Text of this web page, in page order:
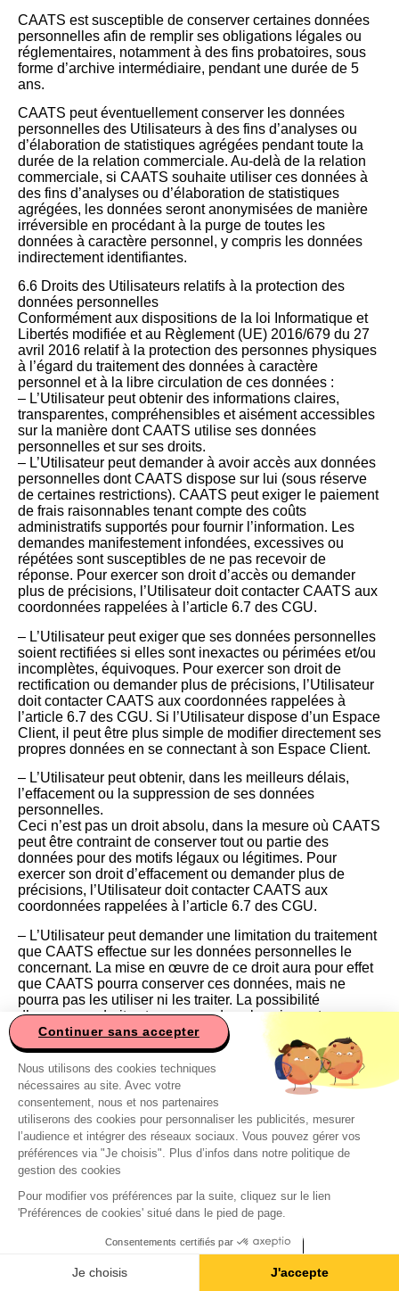
Continuer sans accepter
Ce site utilise des cookies
Nous utilisons des cookies techniques
nécessaires au site. Avec votre
consentement, nous et nos partenaires
utiliserons des cookies pour personnaliser les publicités, mesurer
l’audience et intégrer des réseaux sociaux. Vous pouvez gérer vos
préférences via "Je choisis". Plus d’infos dans notre politique de
gestion des cookies
Pour modifier vos préférences par la suite, cliquez sur le lien
'Préférences de cookies' situé dans le pied de page.
Consentements certifiés par
Je choisis J'accepte
CAATS est susceptible de conserver certaines données
personnelles afin de remplir ses obligations légales ou
réglementaires, notamment à des fins probatoires, sous
forme d’archive intermédiaire, pendant une durée de 5
ans.
CAATS peut éventuellement conserver les données
personnelles des Utilisateurs à des fins d’analyses ou
d’élaboration de statistiques agrégées pendant toute la
durée de la relation commerciale. Au-delà de la relation
commerciale, si CAATS souhaite utiliser ces données à
des fins d’analyses ou d’élaboration de statistiques
agrégées, les données seront anonymisées de manière
irréversible en procédant à la purge de toutes les
données à caractère personnel, y compris les données
indirectement identifiantes.
6.6 Droits des Utilisateurs relatifs à la protection des
données personnelles
Conformément aux dispositions de la loi Informatique et
Libertés modifiée et au Règlement (UE) 2016/679 du 27
avril 2016 relatif à la protection des personnes physiques
à l’égard du traitement des données à caractère
personnel et à la libre circulation de ces données :
– L’Utilisateur peut obtenir des informations claires,
transparentes, compréhensibles et aisément accessibles
sur la manière dont CAATS utilise ses données
personnelles et sur ses droits.
– L’Utilisateur peut demander à avoir accès aux données
personnelles dont CAATS dispose sur lui (sous réserve
de certaines restrictions). CAATS peut exiger le paiement
de frais raisonnables tenant compte des coûts
administratifs supportés pour fournir l’information. Les
demandes manifestement infondées, excessives ou
répétées sont susceptibles de ne pas recevoir de
réponse. Pour exercer son droit d’accès ou demander
plus de précisions, l’Utilisateur doit contacter CAATS aux
coordonnées rappelées à l’article 6.7 des CGU.
– L’Utilisateur peut exiger que ses données personnelles
soient rectifiées si elles sont inexactes ou périmées et/ou
incomplètes, équivoques. Pour exercer son droit de
rectification ou demander plus de précisions, l’Utilisateur
doit contacter CAATS aux coordonnées rappelées à
l’article 6.7 des CGU. Si l’Utilisateur dispose d’un Espace
Client, il peut être plus simple de modifier directement ses
propres données en se connectant à son Espace Client.
– L’Utilisateur peut obtenir, dans les meilleurs délais,
l’effacement ou la suppression de ses données
personnelles.
Ceci n’est pas un droit absolu, dans la mesure où CAATS
peut être contraint de conserver tout ou partie des
données pour des motifs légaux ou légitimes. Pour
exercer son droit d’effacement ou demander plus de
précisions, l’Utilisateur doit contacter CAATS aux
coordonnées rappelées à l’article 6.7 des CGU.
– L’Utilisateur peut demander une limitation du traitement
que CAATS effectue sur les données personnelles le
concernant. La mise en œuvre de ce droit aura pour effet
que CAATS pourra conserver ces données, mais ne
pourra pas les utiliser ni les traiter. La possibilité
d’exercer ce droit est reconnue dans les circonstances
suivantes
: si l’exactitude des données personnelles est contestée
par l’Utilisateur, pendant une durée permettant à CAATS
de vérifier l’exactitude de ces données ;
o si le traitement est illicite et que l’Utilisateur s’oppose à
leur effacement et exige à la place la limitation de leur
utilisation ;
o si CAATS n’a plus besoin des données personnelles
aux fins du traitement mais que celles-ci sont encore
nécessaires à l’Utilisateur pour la constatation, l’exercice
ou la défense de droits en justice;
o si l’Utilisateur s’est opposé au traitement fondé sur les
intérêts légitimes poursuivis par CAATS pendant la
vérification portant sur le point de savoir si les motifs
légitimes poursuivis par CAATS prévalent sur les siens.